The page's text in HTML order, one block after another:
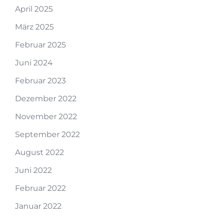
April 2025
März 2025
Februar 2025
Juni 2024
Februar 2023
Dezember 2022
November 2022
September 2022
August 2022
Juni 2022
Februar 2022
Januar 2022